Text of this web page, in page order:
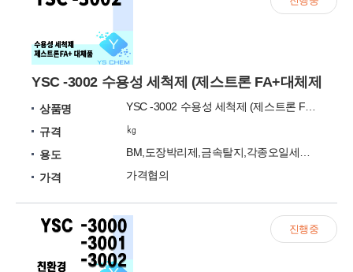
YSC -3002 수용성 세척제 (제스트론 FA+대체제)
상품명
YSC -3002 수용성 세척제 (제스트론 FA+대체제)
규격
㎏
용도
가격
가격협의
진행중